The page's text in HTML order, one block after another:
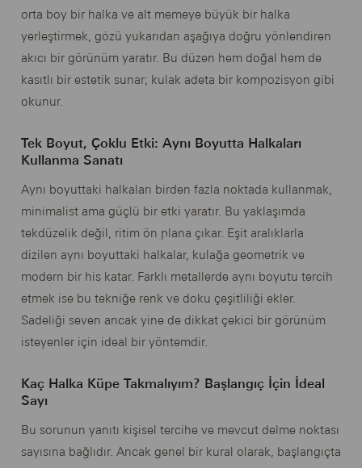
orta boy bir halka ve alt memeye büyük bir halka
yerleştirmek, gözü yukarıdan aşağıya doğru yönlendiren
akıcı bir görünüm yaratır. Bu düzen hem doğal hem de
kasıtlı bir estetik sunar; kulak adeta bir kompozisyon gibi
okunur.
Tek Boyut, Çoklu Etki: Aynı Boyutta Halkaları
Kullanma Sanatı
Aynı boyuttaki halkaları birden fazla noktada kullanmak,
minimalist ama güçlü bir etki yaratır. Bu yaklaşımda
tekdüzelik değil, ritim ön plana çıkar. Eşit aralıklarla
dizilen aynı boyuttaki halkalar, kulağa geometrik ve
modern bir his katar. Farklı metallerde aynı boyutu tercih
etmek ise bu tekniğe renk ve doku çeşitliliği ekler.
Sadeliği seven ancak yine de dikkat çekici bir görünüm
isteyenler için ideal bir yöntemdir.
Kaç Halka Küpe Takmalıyım? Başlangıç İçin İdeal
Sayı
Bu sorunun yanıtı kişisel tercihe ve mevcut delme noktası
sayısına bağlıdır. Ancak genel bir kural olarak, başlangıçta